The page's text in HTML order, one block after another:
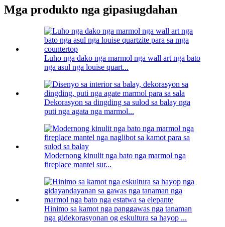
Mga produkto nga gipasiugdahan
Luho nga dako nga marmol nga wall art nga bato
nga asul nga louise quart...
Dekorasyon sa dingding sa sulod sa balay nga
puti nga agata nga marmol...
Modernong kinulit nga bato nga marmol nga
fireplace mantel sur...
Hinimo sa kamot nga panggawas nga tanaman
nga gidekorasyonan og eskultura sa hayop ...